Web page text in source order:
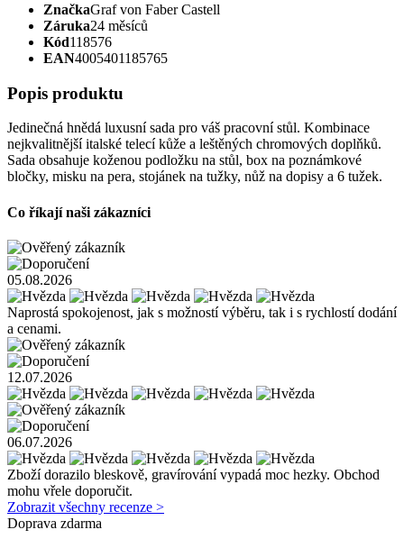
ZnačkaGraf von Faber Castell
Záruka24 měsíců
Kód118576
EAN4005401185765
Popis produktu
Jedinečná hnědá luxusní sada pro váš pracovní stůl. Kombinace
nejkvalitnější italské telecí kůže a leštěných chromových doplňků.
Sada obsahuje koženou podložku na stůl, box na poznámkové
bločky, misku na pera, stojánek na tužky, nůž na dopisy a 6 tužek.
Co říkají naši zákazníci
05.08.2026
Naprostá spokojenost, jak s možností výběru, tak i s rychlostí dodání
a cenami.
12.07.2026
06.07.2026
Zboží dorazilo bleskově, gravírování vypadá moc hezky. Obchod
mohu vřele doporučit.
Zobrazit všechny recenze >
Doprava zdarma